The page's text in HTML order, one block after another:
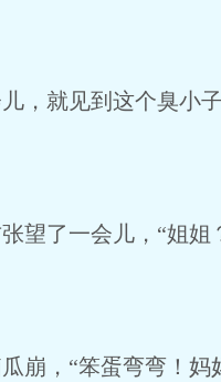
，就见到这个臭小子
望了一会儿，“姐姐
崩，“笨蛋弯弯！妈